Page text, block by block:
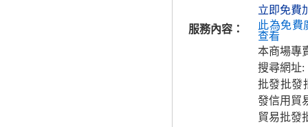
立即免費
服務內容：
此為免費
查看
本商場專
搜尋網址:
批發批發
發信用貿
貿易批發